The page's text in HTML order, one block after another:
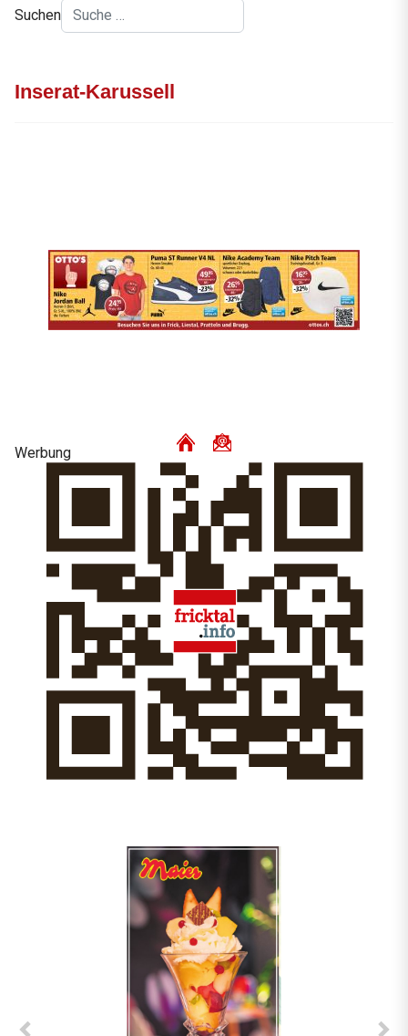
Suchen
Inserat-Karussell
Werbung